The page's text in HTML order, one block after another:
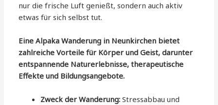
nur die frische Luft genießt, sondern auch aktiv
etwas für sich selbst tut.
Eine Alpaka Wanderung in Neunkirchen bietet
zahlreiche Vorteile für Körper und Geist, darunter
entspannende Naturerlebnisse, therapeutische
Effekte und Bildungsangebote.
Zweck der Wanderung: Stressabbau und